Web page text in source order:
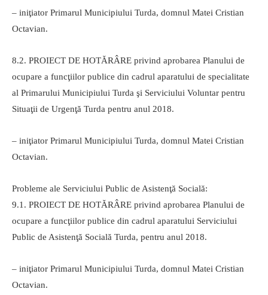
– iniţiator Primarul Municipiului Turda, domnul Matei Cristian
Octavian.
8.2. PROIECT DE HOTĂRÂRE privind aprobarea Planului de
ocupare a funcţiilor publice din cadrul aparatului de specialitate
al Primarului Municipiului Turda şi Serviciului Voluntar pentru
Situaţii de Urgenţă Turda pentru anul 2018.
– iniţiator Primarul Municipiului Turda, domnul Matei Cristian
Octavian.
Probleme ale Serviciului Public de Asistenţă Socială:
9.1. PROIECT DE HOTĂRÂRE privind aprobarea Planului de
ocupare a funcţiilor publice din cadrul aparatului Serviciului
Public de Asistenţă Socială Turda, pentru anul 2018.
– iniţiator Primarul Municipiului Turda, domnul Matei Cristian
Octavian.